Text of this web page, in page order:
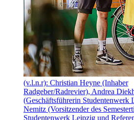
(v.l.n.r): Christian Heyne (Inhaber
Radgeber/Radrevier), Andrea
(Geschäftsführerin Studentenwerk
Nemitz (Vorsitzender des
Studentenwerk Leipzig und